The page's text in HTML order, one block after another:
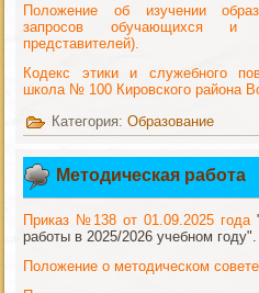
Положение об изучении
запросов обучающихся и
представителей).
Кодекс этики и служебного
школа № 100 Кировского района
Категория:Образование
Методическая работа
Приказ №138 от 01.09.2025 года
работы в 2025/2026 учебном году".
Положение о методическом совете.